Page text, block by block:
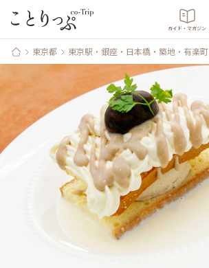
ガイド・マガジン
東京都 東京駅・銀座・日本橋・築地・有楽町